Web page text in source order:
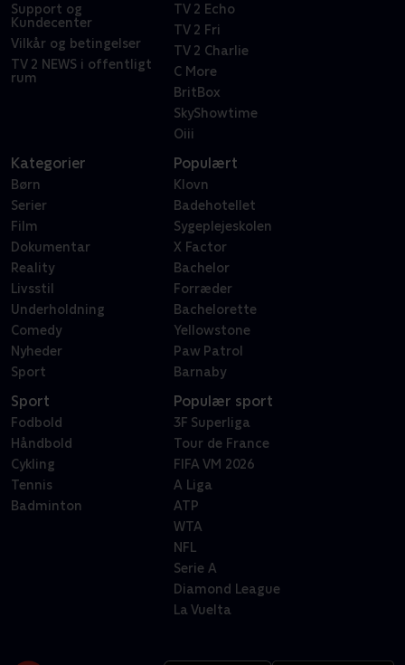
Support og
Kundecenter
Vilkår og betingelser
TV 2 NEWS i offentligt
rum
TV 2 Echo
TV 2 Fri
TV 2 Charlie
C More
BritBox
SkyShowtime
Oiii
Kategorier
Børn
Serier
Film
Dokumentar
Reality
Livsstil
Underholdning
Comedy
Nyheder
Sport
Populært
Klovn
Badehotellet
Sygeplejeskolen
X Factor
Bachelor
Forræder
Bachelorette
Yellowstone
Paw Patrol
Barnaby
Sport
Fodbold
Håndbold
Cykling
Tennis
Badminton
Populær sport
3F Superliga
Tour de France
FIFA VM 2026
A Liga
ATP
WTA
NFL
Serie A
Diamond League
La Vuelta